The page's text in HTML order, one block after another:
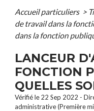
Accueil particuliers >
de travail dans la
dans la fonction
LANCEUR
FONCTION
QUELLES
Vérifié le 22 Sep 2022 -
administrative (Première